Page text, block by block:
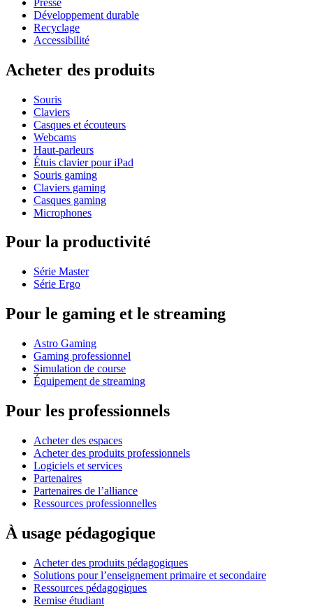
Développement durable
Recyclage
Accessibilité
Acheter des produits
Souris
Claviers
Casques et écouteurs
Webcams
Haut-parleurs
Étuis clavier pour iPad
Souris gaming
Claviers gaming
Casques gaming
Microphones
Pour la productivité
Série Master
Série Ergo
Pour le gaming et le streaming
Astro Gaming
Gaming professionnel
Simulation de course
Équipement de streaming
Pour les professionnels
Acheter des espaces
Acheter des produits professionnels
Logiciels et services
Partenaires
Partenaires de l’alliance
Ressources professionnelles
À usage pédagogique
Acheter des produits pédagogiques
Solutions pour l’enseignement primaire et secondaire
Ressources pédagogiques
Remise étudiant